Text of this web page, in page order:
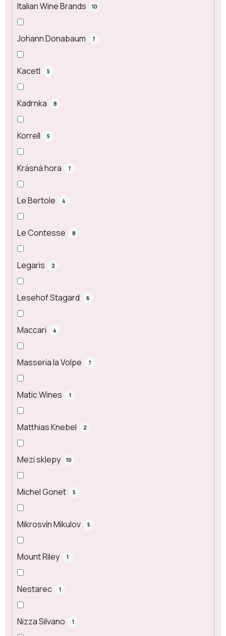
Italian Wine Brands 10
Johann Donabaum 7
Kacetl 5
Kadrnka 8
Korrell 5
Krásná hora 7
Le Bertole 4
Le Contesse 8
Legaris 2
Lesehof Stagard 6
Maccari 4
Masseria la Volpe 7
Matic Wines 1
Matthias Knebel 2
Mezi sklepy 10
Michel Gonet 5
Mikrosvín Mikulov 5
Mount Riley 1
Nestarec 1
Nizza Silvano 1